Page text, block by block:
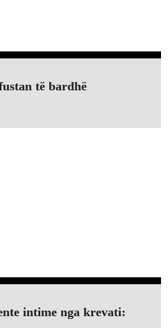
të bardhë
intime nga krevati: